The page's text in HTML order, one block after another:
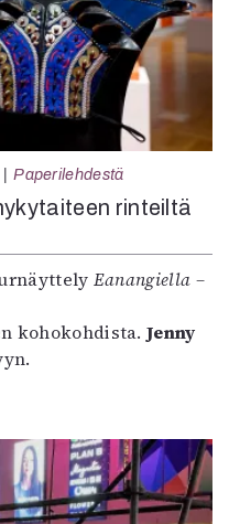
Paperilehdestä
rinteiltä
Eanangiella –
kohokohdista.Jenny